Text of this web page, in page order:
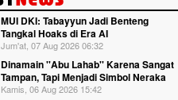
MUI DKI: Tabayyun Jadi Benteng
Tangkal Hoaks di Era AI
Jum'at, 07 Aug 2026 06:32
Dinamain ''Abu Lahab'' Karena Sangat
Tampan, Tapi Menjadi Simbol Neraka
Kamis, 06 Aug 2026 15:42